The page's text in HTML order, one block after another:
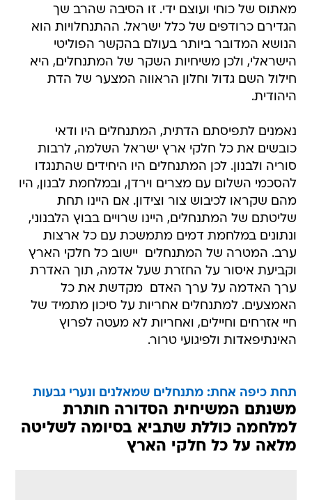
מאתוס של כוחי ועוצם ידי. זו הסיבה שהרב שך
הגדירם כרודפים של כלל ישראל. ההתנחלויות הוא
הנושא המדובר ביותר בעולם בהקשר הפוליטי
הישראלי, ולכן משיחיות השקר של המתנחלים, היא
חילול השם גדול וחלון הראווה המצער של הדת
היהודית.
נאמנים לתפיסתם הדתית, המתנחלים היו ודאי
כובשים את כל חלקי ארץ ישראל השלמה, לרבות
סוריה ולבנון. לכן המתנחלים היו היחידים שהתנגדו
להסכמי השלום עם מצרים וירדן, ובמלחמת לבנון, היו
מהם שקראו לכיבוש צור וצידון. אם היינו תחת
שליטתם של המתנחלים, היינו שרויים בבוץ הלבנוני,
ונתונים במלחמת דמים מתמשכת עם כל ארצות
ערב. המטרה של המתנחלים  יישוב כל חלקי הארץ
וקביעת איסור על החזרת שעל אדמה, תוך האדרת
ערך האדמה על ערך האדם  מקדשת את כל
האמצעים. למתנחלים אחריות על סיכון מתמיד של
חיי אזרחים וחיילים, ואחריות לא מעטה לפרוץ
האינתיפאדות ולפיגועי טרור.
תחת כיפה אחת: מתנחלים שמאלנים ונערי גבעות
משנתם המשיחית הסדורה חותרת
למלחמה כוללת שתביא בסיומה לשליטה
מלאה על כל חלקי הארץ